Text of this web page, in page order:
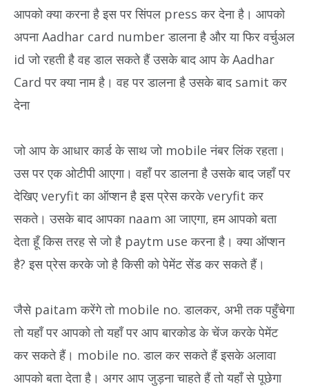
आपको क्या करना है इस पर सिंपल press कर देना है। आपको
अपना Aadhar card number डालना है और या फिर वर्चुअल
id जो रहती है वह डाल सकते हैं उसके बाद आप के Aadhar
Card पर क्या नाम है। वह पर डालना है उसके बाद samit कर
देना
जो आप के आधार कार्ड के साथ जो mobile नंबर लिंक रहता।
उस पर एक ओटीपी आएगा। वहाँ पर डालना है उसके बाद जहाँ पर
देखिए veryfit का ऑप्शन है इस प्रेस करके veryfit कर
सकते। उसके बाद आपका naam आ जाएगा, हम आपको बता
देता हूँ किस तरह से जो है paytm use करना है। क्या ऑप्शन
है? इस प्रेस करके जो है किसी को पेमेंट सेंड कर सकते हैं।
जैसे paitam करेंगे तो mobile no. डालकर, अभी तक पहुँचेगा
तो यहाँ पर आपको तो यहाँ पर आप बारकोड के चेंज करके पेमेंट
कर सकते हैं। mobile no. डाल कर सकते हैं इसके अलावा
आपको बता देता है। अगर आप जुड़ना चाहते हैं तो यहाँ से पूछेगा